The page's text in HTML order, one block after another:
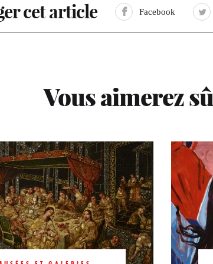
cet article Facebook
Vous aimerez
ET GALERIES